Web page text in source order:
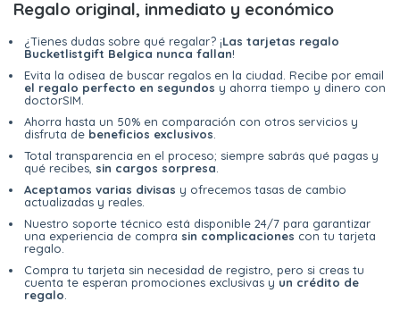
Regalo original, inmediato y económico
¿Tienes dudas sobre qué regalar? ¡Las tarjetas regalo
Bucketlistgift Belgica nunca fallan!
Evita la odisea de buscar regalos en la ciudad. Recibe por email
el regalo perfecto en segundos y ahorra tiempo y dinero con
doctorSIM.
Ahorra hasta un 50% en comparación con otros servicios y
disfruta de beneficios exclusivos
Total transparencia en el proceso; siempre sabrás qué pagas y
qué recibes, sin cargos sorpresa
Aceptamos varias divisas y ofrecemos tasas de cambio
actualizadas y reales.
Nuestro soporte técnico está disponible 24/7 para garantizar
una experiencia de compra sin complicaciones con tu tarjeta
regalo.
Compra tu tarjeta sin necesidad de registro, pero si creas tu
cuenta te esperan promociones exclusivas y un crédito de
regalo